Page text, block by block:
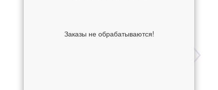
Заказы не обрабатываются!